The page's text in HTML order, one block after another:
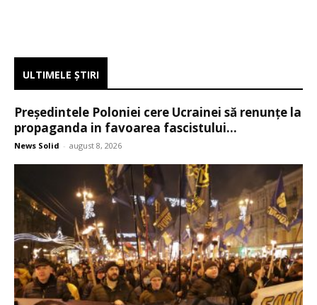
ULTIMELE ŞTIRI
Președintele Poloniei cere Ucrainei să renunțe la
propaganda in favoarea fascistului...
News Solid - august 8, 2026